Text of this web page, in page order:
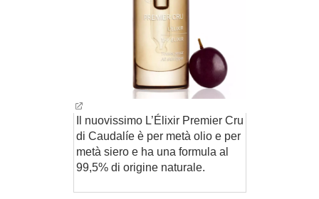
Il nuovissimo L’Élixir Premier Cru
di Caudalíe è per metà olio e per
metà siero e ha una formula al
99,5% di origine naturale.